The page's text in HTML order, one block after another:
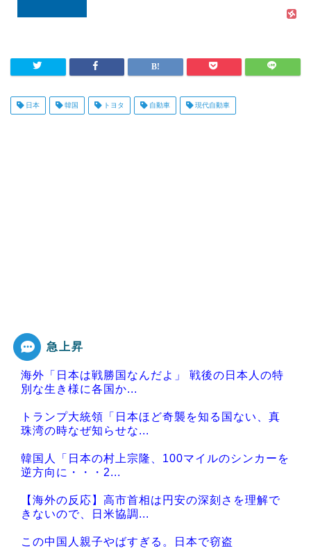
日本 韓国 トヨタ 自動車 現代自動車
急上昇
海外「日本は戦勝国なんだよ」 戦後の日本人の特
別な生き様に各国か...
トランプ大統領「日本ほど奇襲を知る国ない、真
珠湾の時なぜ知らせな...
韓国人「日本の村上宗隆、100マイルのシンカーを
逆方向に・・・2...
【海外の反応】高市首相は円安の深刻さを理解で
きないので、日米協調...
この中国人親子やばすぎる。日本で窃盗